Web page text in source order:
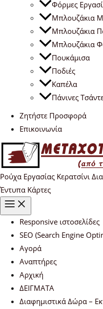
Φόρμες
Μπλουζάκια
Μπλουζάκια
Μπλουζάκια
Πουκάμισα
Ποδιές
Καπέλα
Πάνινες
Ζητήστε Προσφορά
Επικοινωνία
Ρούχα Εργασίας Κερατσίνι
Έντυπα Κάρτες
Responsive ιστοσελίδες
SEO (Search Engine
Αγορά
Αναπτήρες
Αρχική
ΔΕΙΓΜΑΤΑ
Διαφημιστικά Δώρα –